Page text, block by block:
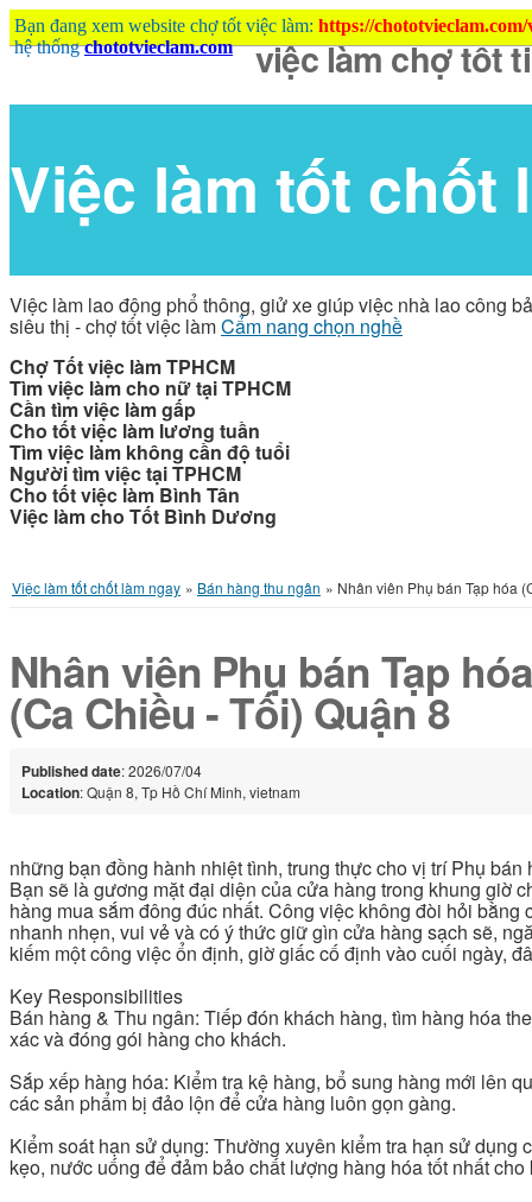
Bạn đang xem website chợ tốt việc làm: https://
hệ thốngchototvieclam.com